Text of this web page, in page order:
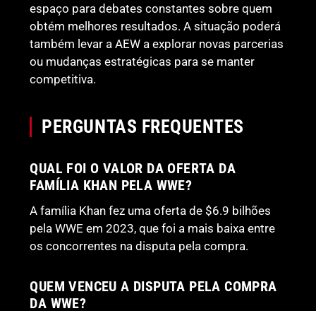
espaço para debates constantes sobre quem
obtém melhores resultados. A situação poderá
também levar a AEW a explorar novas parcerias
ou mudanças estratégicas para se manter
competitiva.
PERGUNTAS FREQUENTES
QUAL FOI O VALOR DA OFERTA DA
FAMÍLIA KHAN PELA WWE?
A família Khan fez uma oferta de $6.9 bilhões
pela WWE em 2023, que foi a mais baixa entre
os concorrentes na disputa pela compra.
QUEM VENCEU A DISPUTA PELA COMPRA
DA WWE?